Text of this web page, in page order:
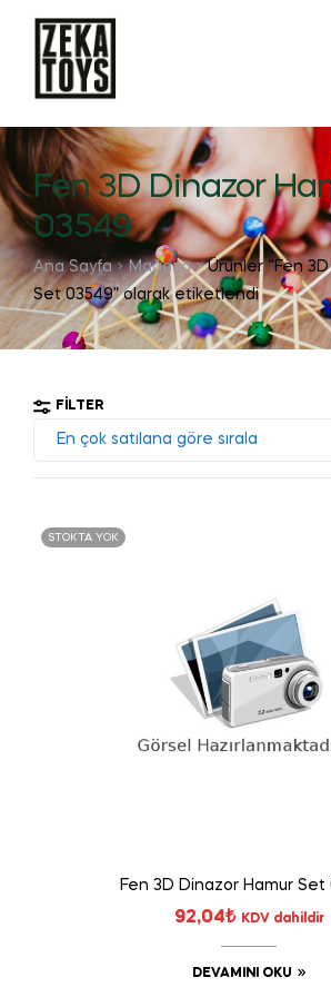
Fen 3D Dinazor
03549
Ana Sayfa Mağaza
Ürünler “Fen
Set 03549” olarak etiketlendi
FILTER
STOKTA YOK
Fen 3D Dinazor Hamur Set
92,04₺ KDV dahildir
DEVAMINI OKU